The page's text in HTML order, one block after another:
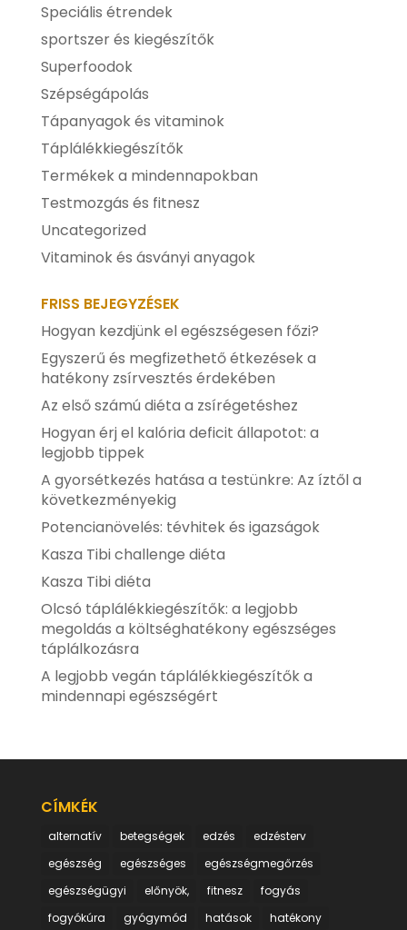
Speciális étrendek
sportszer és kiegészítők
Superfoodok
Szépségápolás
Tápanyagok és vitaminok
Táplálékkiegészítők
Termékek a mindennapokban
Testmozgás és fitnesz
Uncategorized
Vitaminok és ásványi anyagok
FRISS BEJEGYZÉSEK
Hogyan kezdjünk el egészségesen főzi?
Egyszerű és megfizethető étkezések a
hatékony zsírvesztés érdekében
Az első számú diéta a zsírégetéshez
Hogyan érj el kalória deficit állapotot: a
legjobb tippek
A gyorsétkezés hatása a testünkre: Az íztől a
következményekig
Potencianövelés: tévhitek és igazságok
Kasza Tibi challenge diéta
Kasza Tibi diéta
Olcsó táplálékkiegészítők: a legjobb
megoldás a költséghatékony egészséges
táplálkozásra
A legjobb vegán táplálékkiegészítők a
mindennapi egészségért
CÍMKÉK
alternatív betegségek edzés
edzésterv
egészség
egészséges
egészségmegőrzés
egészségügyi
előnyök, fitnesz
fogyás
fogyókúra
gyógymód hatások
hatékony